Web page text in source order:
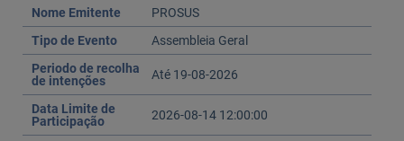
Nome Emitente
PROSUS
Tipo de Evento
Assembleia Geral
Periodo de recolha
de intenções
Até 19-08-2026
Data Limite de
Participação
2026-08-14 12:00:00